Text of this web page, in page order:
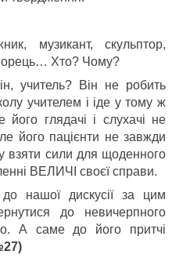
музикант, скульптор,
Хто? Чому?
учитель? Він не робить
учителем і іде у тому ж
його глядачі і слухачі не
його пацієнти не завжди
взяти сили для щоденного
ВЕЛИЧІ своєї справи.
нашої дискусії за цим
до невичерпного
А саме до його притчі